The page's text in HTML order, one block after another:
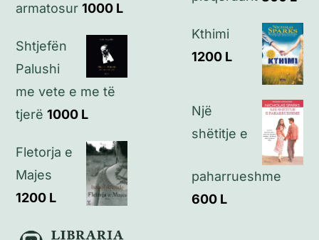
Kontakt
armatosur 1000 L
Shtjefën
Palushi
me vete e me të
tjerë 1000 L
Fletorja e
Majes
1200 L
Kthimi
1200 L
Një
shëtitje e
paharrueshme
600 L